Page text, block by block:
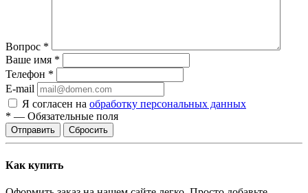
Вопрос *
Ваше имя *
Телефон *
E-mail
Я согласен на обработку персональных данных
* — Обязательные поля
Сбросить
Как купить